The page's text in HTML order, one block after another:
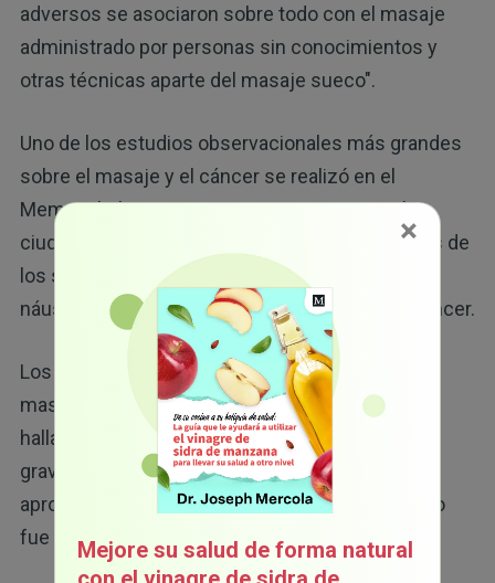
adversos se asociaron sobre todo con el masaje
administrado por personas sin conocimientos y
otras técnicas aparte del masaje sueco".
Uno de los estudios observacionales más grandes
sobre el masaje y el cáncer se realizó en el
Memorial Sloan Kettering Cancer Center en la
ciudad de Nueva York, y evaluó las puntuaciones de
los síntomas de dolor, fatiga, estrés y ansiedad,
náuseas y depresión en 1290 pacientes con cáncer.
Los pacientes tenían la opción de tres estilos de
masaje: sueco, ligero y masaje de pies. Los
hallazgos revelaron que las puntuaciones de la
gravedad de los síntomas disminuyeron
aproximadamente 50 %. El masaje sueco y ligero
fue superior al masaje de pies".
×
Mejore su salud de forma natural